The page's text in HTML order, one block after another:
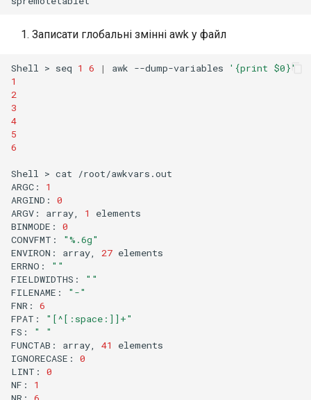
Записати глобальні змінні awk у файл
Shell > seq 1 6 | awk --dump-variables
'{print $0}'
1
2
3
4
5
6
Shell > cat
/root/awkvars.out
ARGC:
1
ARGIND:
0
ARGV:
array, 1
elements
BINMODE:
0
CONVFMT:
"%.6g"
ENVIRON:
array, 27 elements
ERRNO:
""
FIELDWIDTHS:
""
FILENAME:
"-"
FNR:
6
FPAT:
"[^[:space:]]+"
FS:
" "
FUNCTAB:
array, 41
elements
IGNORECASE:
0
LINT:
0
NF:
1